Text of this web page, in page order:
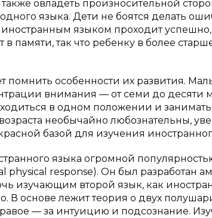
овладеть произносительной
языка. Дети не боятся делать
языком проходит успешно,
памяти, так что ребенку в более
помнить особенности их развития.
внимания — от семи до десяти
в одном положении и
необычайно любознательны,
базой для изучения
языка огромной
physical response). Он был разработан
второй язык, как
В основе лежит теория о двух
— за интуицию и подсознание.